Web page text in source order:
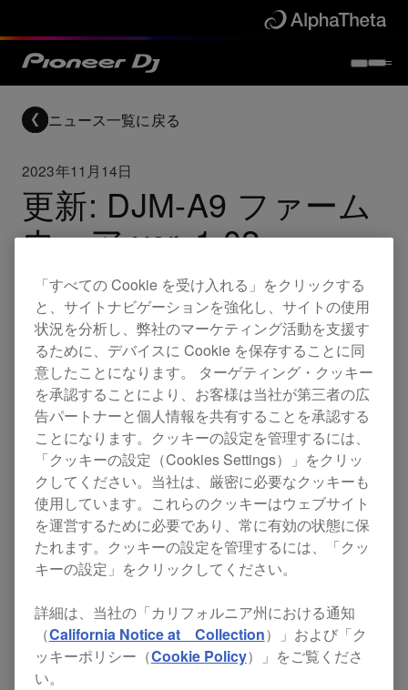
ニュース一覧に戻る
2023年11月14日
更新: DJM-A9 ファーム
ウェア ver. 1.02
Updates DJM-A9
DJM-A9 ファームウェア ver. 1.02をリリースしま
した。
[修正]
MULTI I/OをINSERTオンで使用している
時、チャンネルの入力を切り替えると
INSERTがオフになってしまうことがある不
USB-A/BそれぞれにPCまたはMacを接続し
ている時、チャンネル入力を切り替えると
「すべての Cookie を受け入れる」をクリックする
と、サイトナビゲーションを強化し、サイトの使用
状況を分析し、弊社のマーケティング活動を支援す
るために、デバイスに Cookie を保存することに同
意したことになります。 ターゲティング・クッキー
を承認することにより、お客様は当社が第三者の広
告パートナーと個人情報を共有することを承認する
ことになります。クッキーの設定を管理するには、
「クッキーの設定（Cookies Settings）」をクリッ
クしてください。当社は、厳密に必要なクッキーも
使用しています。これらのクッキーはウェブサイト
を運営するために必要であり、常に有効の状態に保
たれます。クッキーの設定を管理するには、「クッ
キーの設定」をクリックしてください。
詳細は、当社の「カリフォルニア州における通知
（California Notice at Collection）」および「ク
ッキーポリシー（Cookie Policy）」をご覧くださ
い。